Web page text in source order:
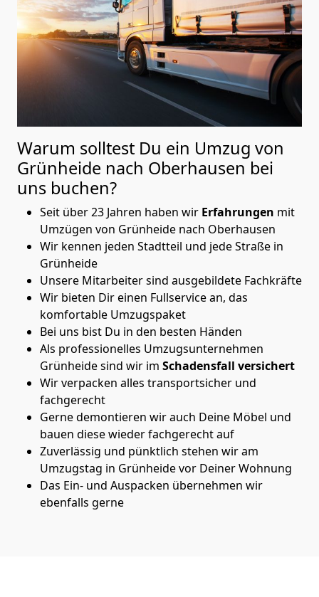
Warum solltest Du ein Umzug von
Grünheide nach Oberhausen bei
uns buchen?
Seit über 23 Jahren haben wir Erfahrungen mit
Umzügen von Grünheide nach Oberhausen
Wir kennen jeden Stadtteil und jede Straße in
Grünheide
Unsere Mitarbeiter sind ausgebildete Fachkräfte
Wir bieten Dir einen Fullservice an, das
komfortable Umzugspaket
Bei uns bist Du in den besten Händen
Als professionelles Umzugsunternehmen
Grünheide sind wir im Schadensfall versichert
Wir verpacken alles transportsicher und
fachgerecht
Gerne demontieren wir auch Deine Möbel und
bauen diese wieder fachgerecht auf
Zuverlässig und pünktlich stehen wir am
Umzugstag in Grünheide vor Deiner Wohnung
Das Ein- und Auspacken übernehmen wir
ebenfalls gerne